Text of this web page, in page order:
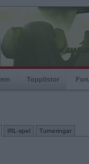
Topplistor
IRL-spel Turneringar